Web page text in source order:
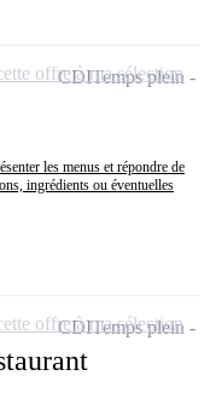
les menus et répondre de
ingrédients ou éventuelles
CDITemps plein
offre à ma sélection
CDITemps plein
offre à ma sélection